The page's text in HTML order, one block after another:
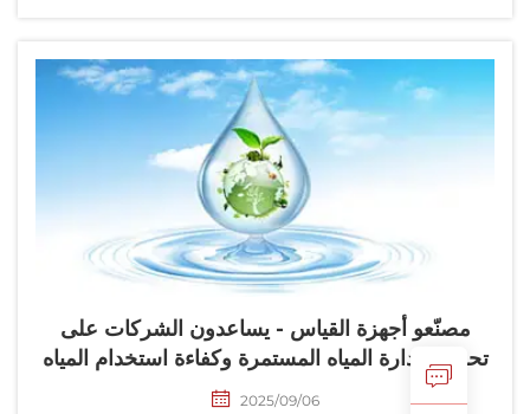
مصنّعو أجهزة القياس - يساعدون الشركات على
إدارة المياه المستمرة وكفاءة استخدام المياه
2025/09/06